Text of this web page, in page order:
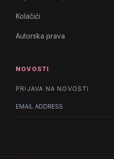
Kolačići
Autorska prava
NOVOSTI
PRIJAVA NA NOVOSTI